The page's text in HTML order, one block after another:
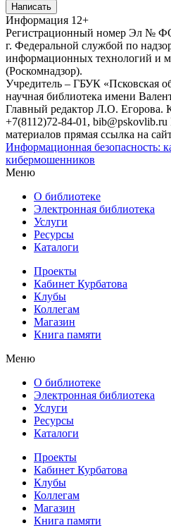
Написать
Информация 12+
Регистрационный номер Эл №
г. Федеральной службой по
информационных технологий и
(Роскомнадзор).
Учредитель – ГБУК «Псковская
научная библиотека имени
Главный редактор Л.О. Егорова.
+7(8112)72-84-01, bib@pskovlib.ru
материалов прямая ссылка на
Информационная безопасность:
кибермошенников
Меню
О библиотеке
Электронная библиотека
Услуги
Ресурсы
Каталоги
Проекты
Кабинет Курбатова
Клубы
Коллегам
Магазин
Книга памяти
Меню
О библиотеке
Электронная библиотека
Услуги
Ресурсы
Каталоги
Проекты
Кабинет Курбатова
Клубы
Коллегам
Магазин
Книга памяти